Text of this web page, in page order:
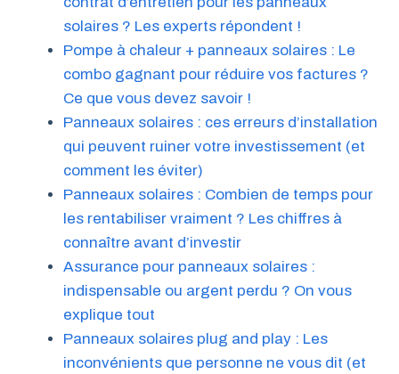
solaires ? Les experts répondent !
Pompe à chaleur + panneaux solaires : Le
combo gagnant pour réduire vos factures ?
Ce que vous devez savoir !
Panneaux solaires : ces erreurs d’installation
qui peuvent ruiner votre investissement (et
comment les éviter)
Panneaux solaires : Combien de temps pour
les rentabiliser vraiment ? Les chiffres à
connaître avant d’investir
Assurance pour panneaux solaires :
indispensable ou argent perdu ? On vous
explique tout
Panneaux solaires plug and play : Les
inconvénients que personne ne vous dit (et